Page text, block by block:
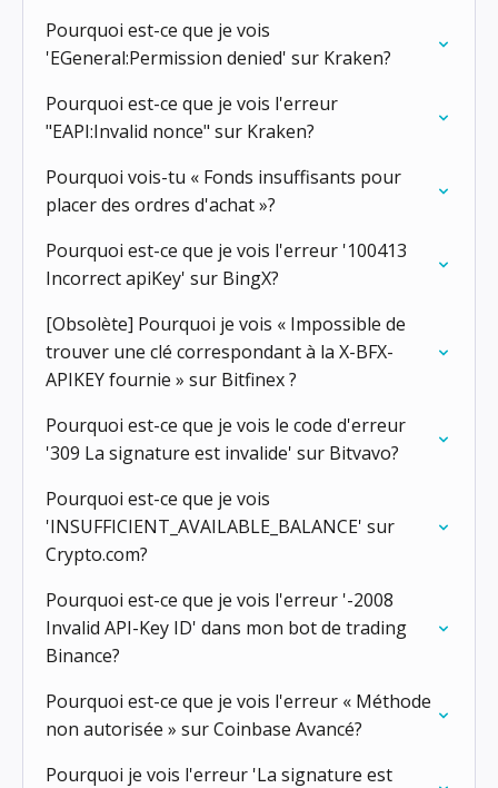
Pourquoi est-ce que je vois
'EGeneral:Permission denied' sur Kraken?
Pourquoi est-ce que je vois l'erreur
"EAPI:Invalid nonce" sur Kraken?
Pourquoi vois-tu « Fonds insuffisants pour
placer des ordres d'achat »?
Pourquoi est-ce que je vois l'erreur '100413
Incorrect apiKey' sur BingX?
[Obsolète] Pourquoi je vois « Impossible de
trouver une clé correspondant à la X-BFX-
APIKEY fournie » sur Bitfinex ?
Pourquoi est-ce que je vois le code d'erreur
'309 La signature est invalide' sur Bitvavo?
Pourquoi est-ce que je vois
'INSUFFICIENT_AVAILABLE_BALANCE' sur
Crypto.com?
Pourquoi est-ce que je vois l'erreur '-2008
Invalid API-Key ID' dans mon bot de trading
Binance?
Pourquoi est-ce que je vois l'erreur « Méthode
non autorisée » sur Coinbase Avancé?
Pourquoi je vois l'erreur 'La signature est